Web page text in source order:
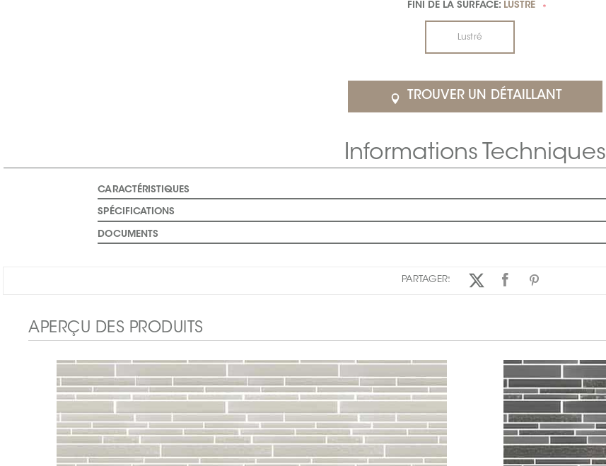
FINI DE LA SURFACE: LUSTRÉ *
Lustré
TROUVER UN DÉTAILLANT
Informations Techniques
CARACTÉRISTIQUES
SPÉCIFICATIONS
DOCUMENTS
PARTAGER:
APERÇU DES PRODUITS